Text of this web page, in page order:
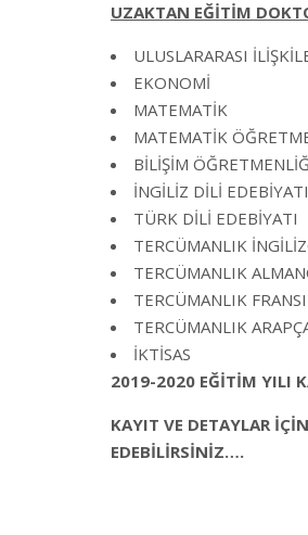
UZAKTAN EĞİTİM
ULUSLARARASI
EKONOMİ
MATEMATİK
MATEMATİK
BİLİŞİM
İNGİLİZ DİLİ EDEBİYATI
TÜRK DİLİ EDEBİYATI
TERCÜMANLIK
TERCÜMANLIK
TERCÜMANLIK
TERCÜMANLIK
İKTİSAS
2019-2020 EĞİTİM YILI
KAYIT VE DETAYLAR
EDEBİLİRSİNİZ….